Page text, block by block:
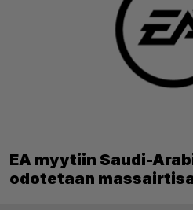
EA myytiin Saudi-